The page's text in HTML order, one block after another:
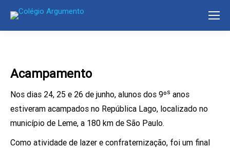
Acampamento
Nos dias 24, 25 e 26 de junho, alunos dos 9ºs anos
estiveram acampados no República Lago, localizado no
município de Leme, a 180 km de São Paulo.
Como atividade de lazer e confraternização, foi um final